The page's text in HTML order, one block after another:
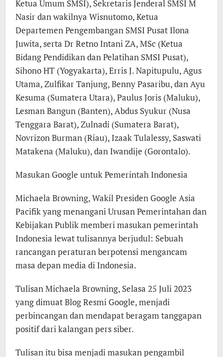
Ketua Umum SMSI), Sekretaris Jenderal SMSI M
Nasir dan wakilnya Wisnutomo, Ketua
Departemen Pengembangan SMSI Pusat Ilona
Juwita, serta Dr Retno Intani ZA, MSc (Ketua
Bidang Pendidikan dan Pelatihan SMSI Pusat),
Sihono HT (Yogyakarta), Erris J. Napitupulu, Agus
Utama, Zulfikar Tanjung, Benny Pasaribu, dan Ayu
Kesuma (Sumatera Utara), Paulus Joris (Maluku),
Lesman Bangun (Banten), Abdus Syukur (Nusa
Tenggara Barat), Zulnadi (Sumatera Barat),
Novrizon Burman (Riau), Izaak Tulalessy, Saswati
Matakena (Maluku), dan Iwandije (Gorontalo).
Masukan Google untuk Pemerintah Indonesia
Michaela Browning, Wakil Presiden Google Asia
Pacifik yang menangani Urusan Pemerintahan dan
Kebijakan Publik memberi masukan pemerintah
Indonesia lewat tulisannya berjudul: Sebuah
rancangan peraturan berpotensi mengancam
masa depan media di Indonesia.
Tulisan Michaela Browning, Selasa 25 Juli 2023
yang dimuat Blog Resmi Google, menjadi
perbincangan dan mendapat beragam tanggapan
positif dari kalangan pers siber.
Tulisan itu bisa menjadi masukan pengambil